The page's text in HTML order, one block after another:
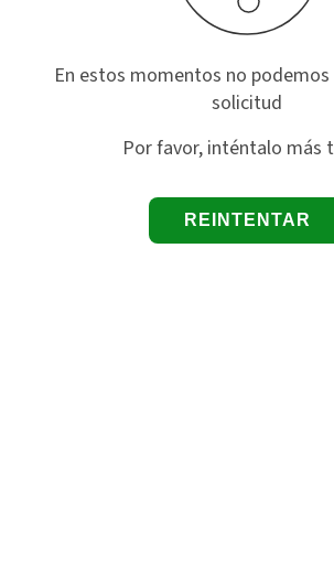
En estos momentos no
solicitud
Por favor, inténtalo más
REINTENTAR